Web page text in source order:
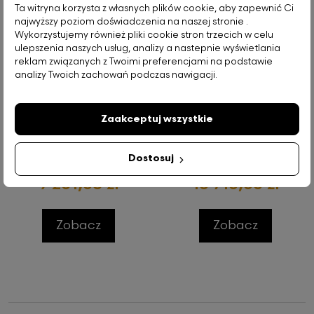
Orzeł 2026 1/2 uncji
9 251,38 zł
Zobacz
Złota Moneta Germania 2026,
10 713,30 zł
Zobacz
Ta witryna korzysta z własnych plików cookie, aby zapewnić Ci
najwyższy poziom doświadczenia na naszej stronie .
Wykorzystujemy również pliki cookie stron trzecich w celu
ulepszenia naszych usług, analizy a nastepnie wyświetlania
reklam związanych z Twoimi preferencjami na podstawie
analizy Twoich zachowań podczas nawigacji.
Dostosuj
Zaakceptuj wszystkie